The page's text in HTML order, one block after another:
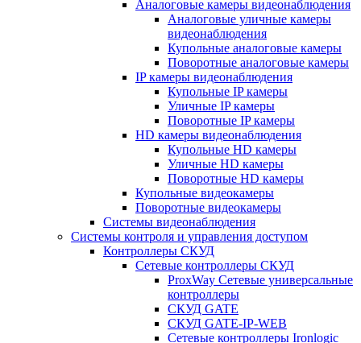
Аналоговые камеры видеонаблюдения
Аналоговые уличные камеры
видеонаблюдения
Купольные аналоговые камеры
Поворотные аналоговые камеры
IP камеры видеонаблюдения
Купольные IP камеры
Уличные IP камеры
Поворотные IP камеры
HD камеры видеонаблюдения
Купольные HD камеры
Уличные HD камеры
Поворотные HD камеры
Купольные видеокамеры
Поворотные видеокамеры
Системы видеонаблюдения
Системы контроля и управления доступом
Контроллеры СКУД
Сетевые контроллеры СКУД
ProxWay Сетевые универсальные
контроллеры
СКУД GATE
СКУД GATE-IP-WEB
Сетевые контроллеры Ironlogic